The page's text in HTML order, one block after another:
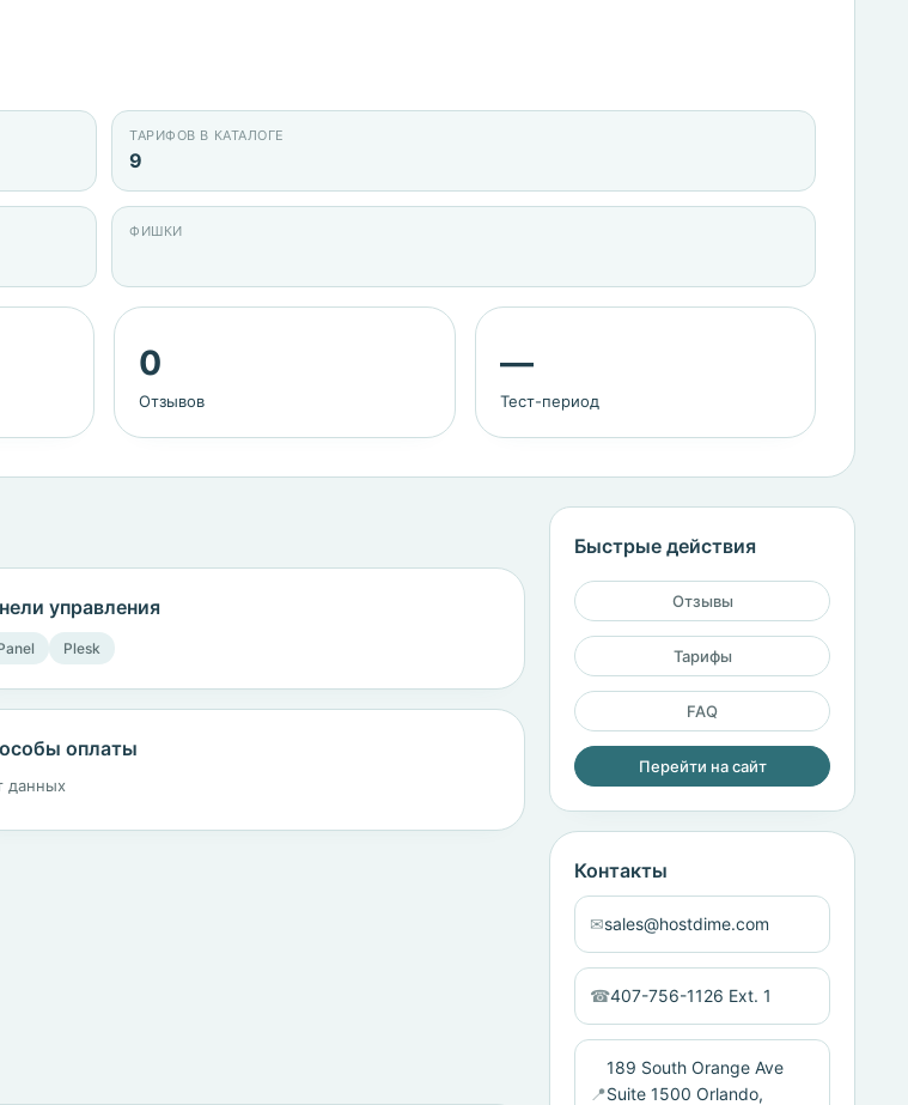
ТАРИФОВ В КАТАЛОГЕ
9
ФИШКИ
0
Отзывов
—
Тест-период
управления
Plesk
оплаты
данных
Быстрые действия
Отзывы
Тарифы
FAQ
Перейти на сайт
Контакты
✉sales@hostdime.com
☎407-756-1126 Ext. 1
📍
189 South Orange Ave
Suite 1500 Orlando,